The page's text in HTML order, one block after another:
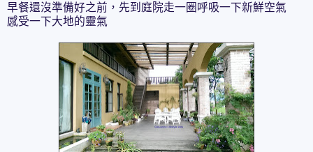
早餐還沒準備好之前，先到庭院走一圈呼吸一下新鮮空氣
感受一下大地的靈氣